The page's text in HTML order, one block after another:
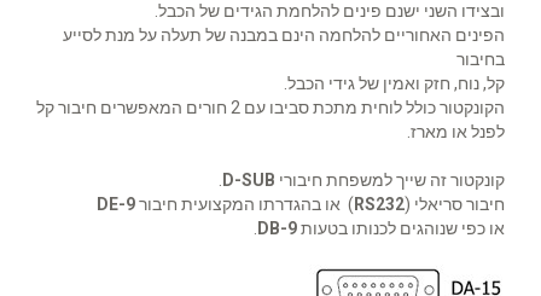
ובצידו השני ישנם פינים להלחמת הגידים של הכבל.
הפינים האחוריים להלחמה הינם במבנה של תעלה על מנת לסייע
בחיבור
קל, נוח, חזק ואמין של גידי הכבל.
הקונקטור כולל לוחית מתכת סביבו עם 2 חורים המאפשרים חיבור קל
לפנל או מארז.
קונקטור זה שייך למשפחת חיבורי D-SUB
חיבור סריאלי (RS232 ) או בהגדרתו המקצועית חיבורDE-9
או כפי שנוהגים לכנותו בטעותDB-9